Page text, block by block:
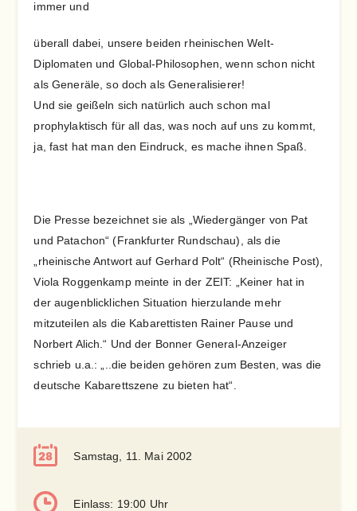
immer und
überall dabei, unsere beiden rheinischen Welt-
Diplomaten und Global-Philosophen, wenn schon nicht
als Generäle, so doch als Generalisierer!
Und sie geißeln sich natürlich auch schon mal
prophylaktisch für all das, was noch auf uns zu kommt,
ja, fast hat man den Eindruck, es mache ihnen Spaß.
Die Presse bezeichnet sie als „Wiedergänger von Pat
und Patachon“ (Frankfurter Rundschau), als die
„rheinische Antwort auf Gerhard Polt“ (Rheinische Post),
Viola Roggenkamp meinte in der ZEIT: „Keiner hat in
der augenblicklichen Situation hierzulande mehr
mitzuteilen als die Kabarettisten Rainer Pause und
Norbert Alich.“ Und der Bonner General-Anzeiger
schrieb u.a.: „..die beiden gehören zum Besten, was die
deutsche Kabarettszene zu bieten hat“.
Samstag, 11. Mai 2002
Einlass: 19:00 Uhr